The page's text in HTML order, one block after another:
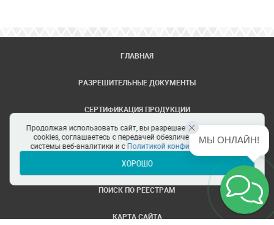
ГЛАВНАЯ
РАЗРЕШИТЕЛЬНЫЕ ДОКУМЕНТЫ
СЕРТИФИКАЦИЯ ПРОДУКЦИИ
ЗАДАТЬ ВОПРОС
ЦЕНТРЫ СЕРТИФИКАЦИИ
ПОИСК ПО РЕЕСТРАМ
КАРТА САЙТА
Продолжая использовать сайт, вы разрешаете использование
cookies, соглашаетесь с передачей обезличенных данных в
системы веб-аналитики и сПолитикой конфиденциальности
ХОРОШО
МЫ ОНЛАЙН!